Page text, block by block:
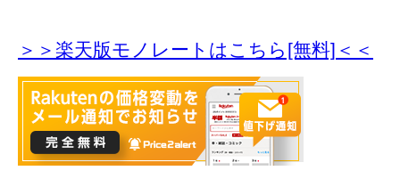
＞＞楽天版モノレートはこちら[無料]＜＜